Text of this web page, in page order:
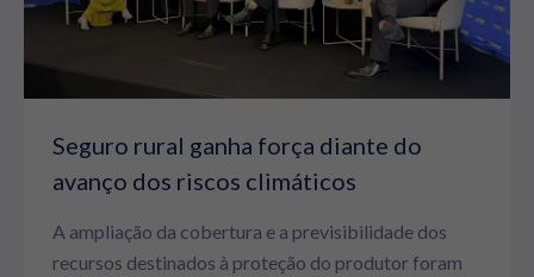
Seguro rural ganha força diante do
avanço dos riscos climáticos
A ampliação da cobertura e a previsibilidade dos
recursos destinados à proteção do produtor foram